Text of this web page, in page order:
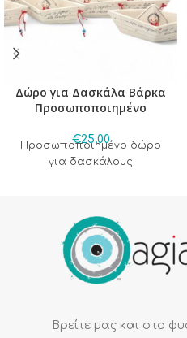
Δώρο για Δασκάλα Βάρκα
Προσωποποιημένο
€25,00
Προσωποποιημένο δώρο
για δασκάλους
Βρείτε μας και στο